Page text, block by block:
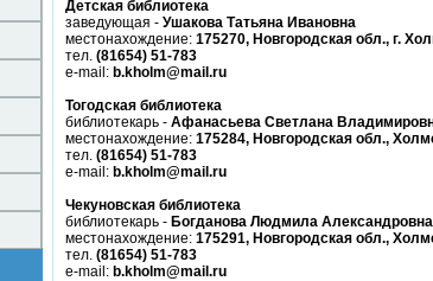
Детская библиотека
заведующая - Ушакова Татьяна Ивановна
местонахождение: 175270, Новгородская обл., г.
тел. (81654) 51-783
e-mail: b.kholm@mail.ru
Тогодская библиотека
библиотекарь - Афанасьева Светлана
местонахождение: 175284, Новгородская обл.,
тел. (81654) 51-783
e-mail: b.kholm@mail.ru
Чекуновская библиотека
библиотекарь - Богданова Людмила Александровна
местонахождение: 175291, Новгородская обл.,
тел. (81654) 51-783
e-mail: b.kholm@mail.ru